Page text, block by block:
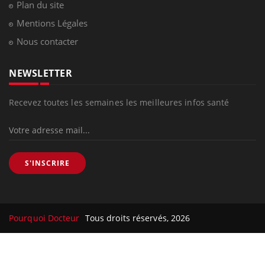
Plan du site
Mentions Légales
Nous contacter
NEWSLETTER
Recevez toutes les semaines les meilleures infos santé
S'INSCRIRE
Pourquoi Docteur Tous droits réservés, 2026